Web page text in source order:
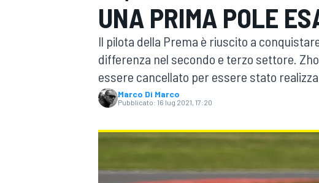
MOTOGP WEC
UNA PRIMA POLE
Il pilota della Prema è riuscito a
differenza nel secondo e terzo settore.
essere cancellato per essere stato
Marco Di Marco
Pubblicato: 16 lug 2021, 17:20